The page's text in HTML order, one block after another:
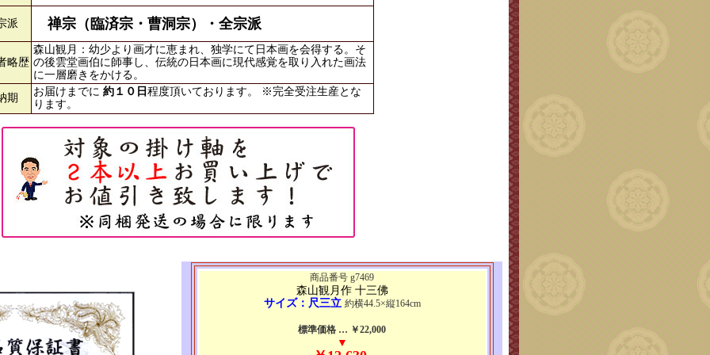
派 禅宗（臨済宗・曹洞宗）・全宗派
略歴
森山観月：幼少より画才に恵まれ、独学にて日本画を会得する。そ
の後雲堂画伯に師事し、伝統の日本画に現代感覚を取り入れた画法
に一層磨きをかける。
期
お届けまでに 約１０日 程度頂いております。 ※完全受注生産とな
ります。
商品番号 g7469
森山観月作 十三佛
サイズ：尺三立 約横44.5×縦164cm
標準価格 … ￥22,000
▼